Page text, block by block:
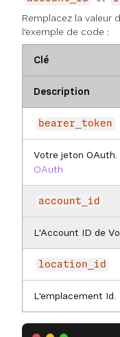
Remplacez la valeur
l'exemple de code :
Clé
Description
bearer_token
Votre jeton OAuth.
OAuth
account_id
L'Account ID de
location_id
L'emplacement Id.